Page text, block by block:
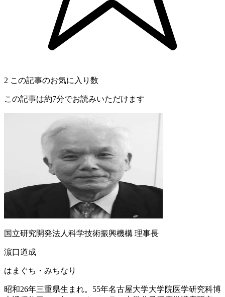
2 この記事のお気に入り数
この記事は約7分でお読みいただけます
国立研究開発法人科学技術振興機構 理事長
濵口道成
はまぐち・みちなり
昭和26年三重県生まれ。55年名古屋大学大学院医学研究科博